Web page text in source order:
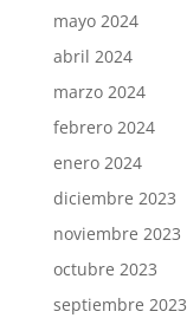
mayo 2024
abril 2024
marzo 2024
febrero 2024
enero 2024
diciembre 2023
noviembre 2023
octubre 2023
septiembre 2023